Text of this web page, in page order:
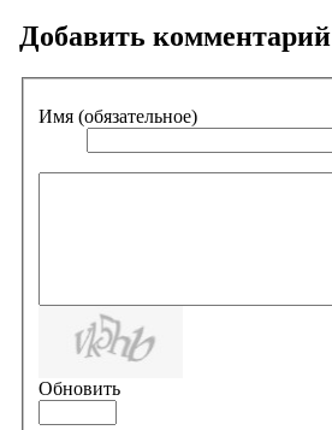
Добавить комментарий
Имя (обязательное)
Обновить